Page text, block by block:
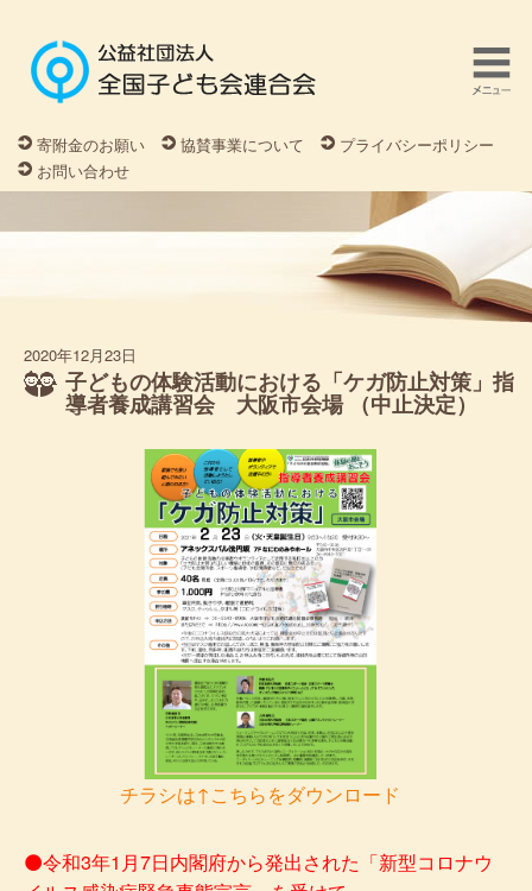
寄附金のお願い 協賛事業について
プライバシーポリシー
お問い合わせ
2020年12月23日
子どもの体験活動における「ケガ防止対策」指
導者養成講習会 大阪市会場 （中止決定）
チラシは↑こちらをダウンロード
⚫令和3年1月7日内閣府から発出された「新型コロナウ